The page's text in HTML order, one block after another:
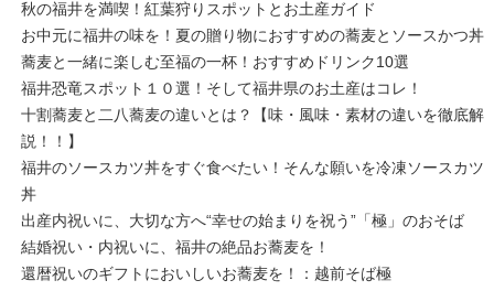
秋の福井を満喫！紅葉狩りスポットとお土産ガイド
お中元に福井の味を！夏の贈り物におすすめの蕎麦とソースかつ丼
蕎麦と一緒に楽しむ至福の一杯！おすすめドリンク10選
福井恐竜スポット１０選！そして福井県のお土産はコレ！
十割蕎麦と二八蕎麦の違いとは？【味・風味・素材の違いを徹底解
説！！】
福井のソースカツ丼をすぐ食べたい！そんな願いを冷凍ソースカツ
丼
出産内祝いに、大切な方へ“幸せの始まりを祝う”「極」のおそば
結婚祝い・内祝いに、福井の絶品お蕎麦を！
還暦祝いのギフトにおいしいお蕎麦を！：越前そば極